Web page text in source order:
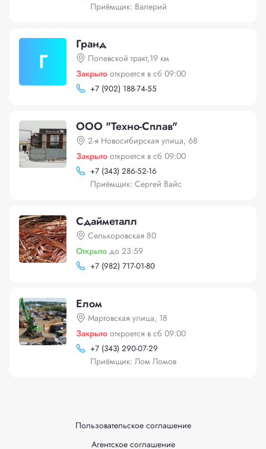
Приёмщик: Валерий
Г
Гранд
Полевской тракт,19 км
Закрыто откроется в сб 09:00
+7 (902) 188-74-55
ООО "Техно-Сплав"
2-я Новосибирская улица, 68
Закрыто откроется в сб 09:00
+7 (343) 286-52-16
Приёмщик: Сергей Вайс
Сдайметалл
Селькоровская 80
Открыто до 23:59
+7 (982) 717-01-80
Елом
Мартовская улица, 18
Закрыто откроется в сб 09:00
+7 (343) 290-07-29
Приёмщик: Лом Ломов
Пользовательское соглашение
Агентское соглашение